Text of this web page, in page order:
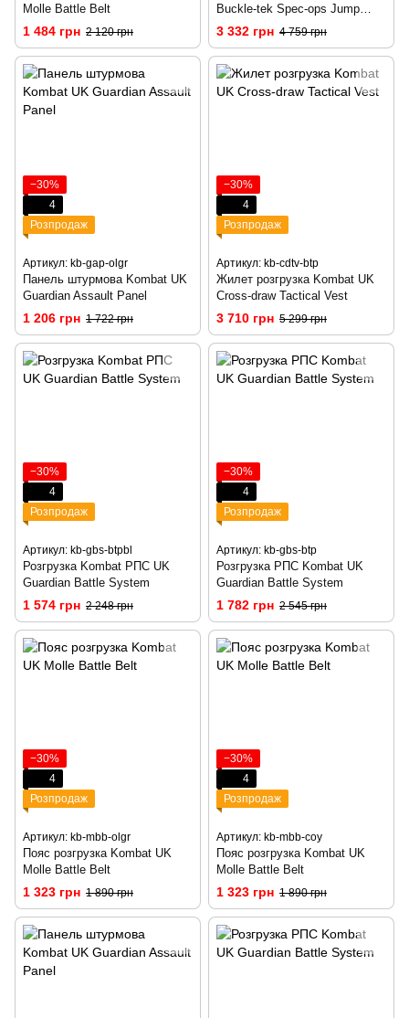
Molle Battle Belt
1 484 грн 2 120 грн
Buckle-tek Spec-ops Jump
Plate Carrier
3 332 грн 4 759 грн
−30%
4
Розпродаж
Артикул: kb-gap-olgr
Панель штурмова Kombat UK
Guardian Assault Panel
1 206 грн 1 722 грн
−30%
4
Розпродаж
Артикул: kb-cdtv-btp
Жилет розгрузка Kombat UK
Cross-draw Tactical Vest
3 710 грн 5 299 грн
−30%
4
Розпродаж
Артикул: kb-gbs-btpbl
Розгрузка Kombat РПС UK
Guardian Battle System
1 574 грн 2 248 грн
−30%
4
Розпродаж
Артикул: kb-gbs-btp
Розгрузка РПС Kombat UK
Guardian Battle System
1 782 грн 2 545 грн
−30%
4
Розпродаж
Артикул: kb-mbb-olgr
Пояс розгрузка Kombat UK
Molle Battle Belt
1 323 грн 1 890 грн
−30%
4
Розпродаж
Артикул: kb-mbb-coy
Пояс розгрузка Kombat UK
Molle Battle Belt
1 323 грн 1 890 грн